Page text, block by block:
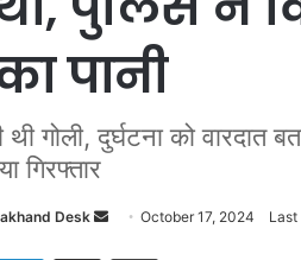
पानी
गोली, दुर्घटना को वारदात
गिरफ्तार
Desk October 17, 2024 Last